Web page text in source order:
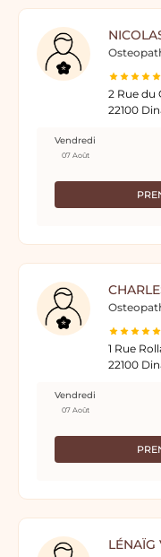
2 Rue du
22100
Vendredi
07 Août
1 Rue
22100
Vendredi
07 Août
LÉNAÏG